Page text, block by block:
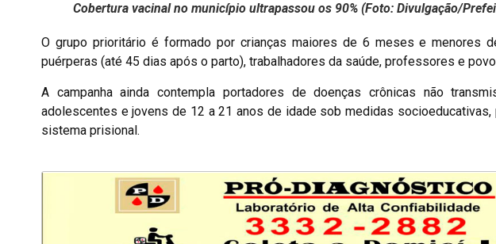
Cobertura vacinal no município ultrapassou os 90% (Foto: Divulgação/
O grupo prioritário é formado por crianças maiores de 6 meses e menores
puérperas (até 45 dias após o parto), trabalhadores da saúde, professores e
A campanha ainda contempla portadores de doenças crônicas não
adolescentes e jovens de 12 a 21 anos de idade sob medidas
sistema prisional.